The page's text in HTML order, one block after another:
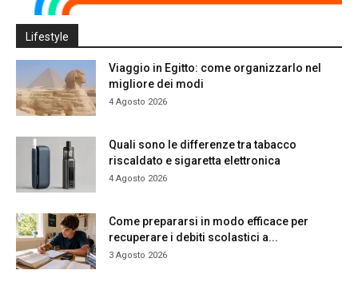
Lifestyle
Viaggio in Egitto: come organizzarlo nel
migliore dei modi
4 Agosto 2026
Quali sono le differenze tra tabacco
riscaldato e sigaretta elettronica
4 Agosto 2026
Come prepararsi in modo efficace per
recuperare i debiti scolastici a...
3 Agosto 2026